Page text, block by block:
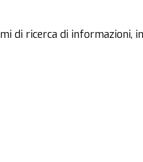
di ricerca di informazioni,